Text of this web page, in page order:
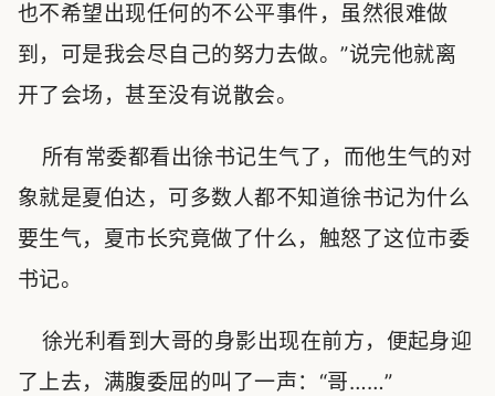
也不希望出现任何的不公平事件，虽然很难做
到，可是我会尽自己的努力去做。”说完他就离
开了会场，甚至没有说散会。
所有常委都看出徐书记生气了，而他生气的对
象就是夏伯达，可多数人都不知道徐书记为什么
要生气，夏市长究竟做了什么，触怒了这位市委
书记。
徐光利看到大哥的身影出现在前方，便起身迎
了上去，满腹委屈的叫了一声：“哥……”